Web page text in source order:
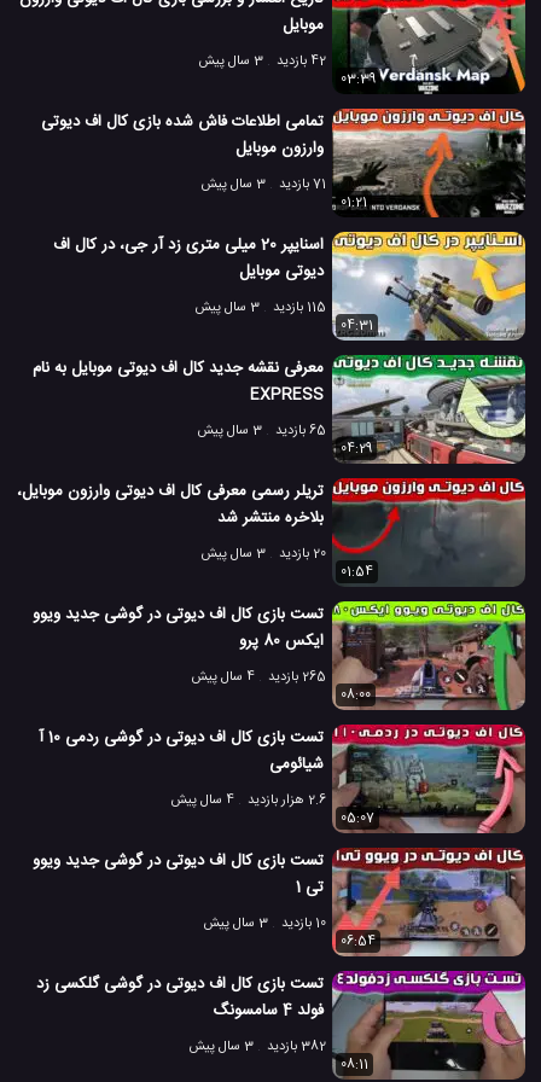
6.8 هزار بازدید
7 سال پیش بازیموبایل
42 بازدید
3 سال پیش
03:39
تمامی اطلاعات فاش شده بازی کال اف دیوتی
وارزون موبایل
71 بازدید
3 سال پیش
01:21
اسنایپر 20 میلی متری زد آر جی، در کال اف
دیوتی موبایل
115 بازدید
3 سال پیش
04:31
معرفی نقشه جدید کال اف دیوتی موبایل به نام
EXPRESS
65 بازدید
3 سال پیش
04:29
تریلر رسمی معرفی کال اف دیوتی وارزون موبایل،
بلاخره منتشر شد
20 بازدید
3 سال پیش
01:54
تست بازی کال اف دیوتی در گوشی جدید ویوو
ایکس 80 پرو
265 بازدید
4 سال پیش
08:00
تست بازی کال اف دیوتی در گوشی ردمی 10 آ
شیائومی
2.6 هزار بازدید
4 سال پیش
05:07
تست بازی کال اف دیوتی در گوشی جدید ویوو
تی 1
10 بازدید
3 سال پیش
06:54
تست بازی کال اف دیوتی در گوشی گلکسی زد
فولد 4 سامسونگ
382 بازدید
3 سال پیش
08:11